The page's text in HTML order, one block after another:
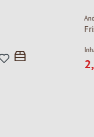
Andechser
2,16